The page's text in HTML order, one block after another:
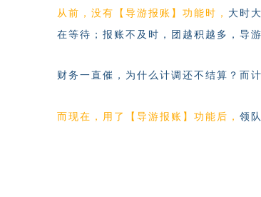
从前，没有【导游报账】功能时， 大时
在等待； 报账不及时，团越积越多，导
财务一直催， 为什么 计调 还不结算？ 而
而现在， 用了 【 导游报账 】 功能后， 领